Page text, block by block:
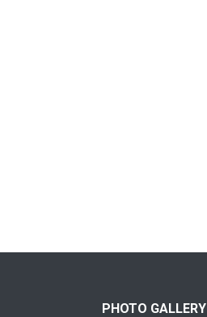
PHOTO GALLERY